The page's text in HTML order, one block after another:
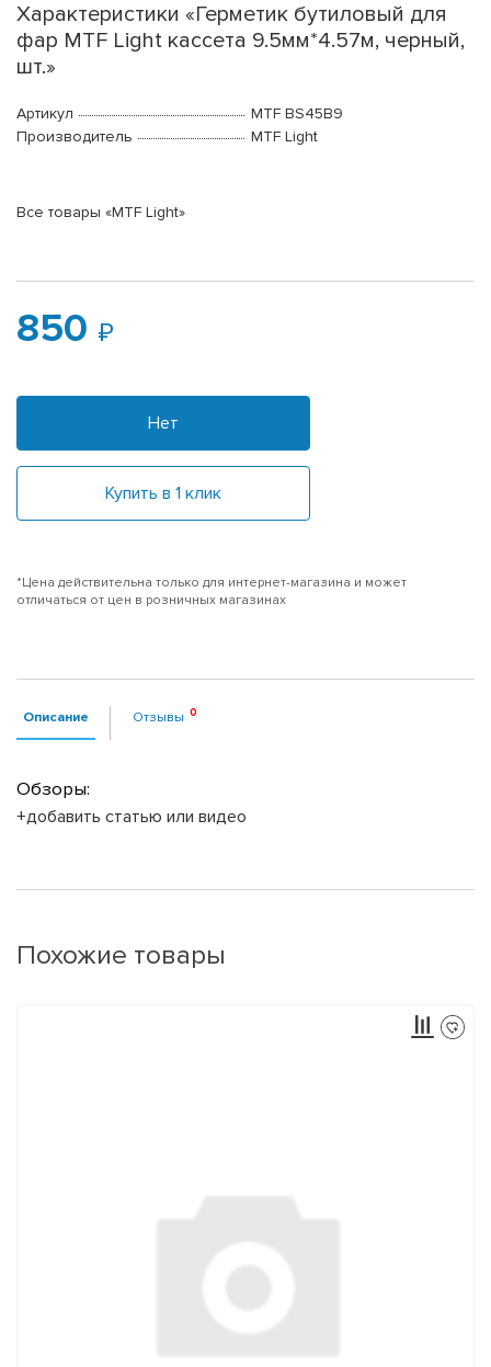
Характеристики «Герметик бутиловый для
фар MTF Light кассета 9.5мм*4.57м, черный,
шт.»
Артикул
MTF BS45B9
Производитель
MTF Light
Все товары «MTF Light»
850
Нет
Купить в 1 клик
*Цена действительна только для интернет-магазина и может
отличаться от цен в розничных магазинах
Описание Отзывы
Обзоры:
+добавить статью или видео
Похожие товары